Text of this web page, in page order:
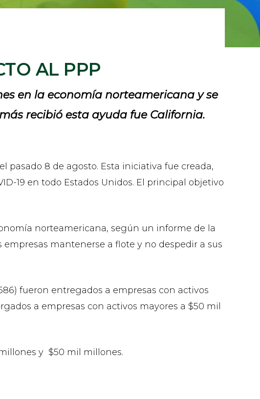
AL PPP
en la economía norteamericana y se
recibió esta ayuda fue California.
pasado 8 de agosto. Esta iniciativa fue creada,
19 en todo Estados Unidos. El principal objetivo
norteamericana, según un informe de la
mantenerse a flote y no despedir a sus
fueron entregados a empresas con activos
a empresas con activos mayores a $50 mil
y $50 mil millones.